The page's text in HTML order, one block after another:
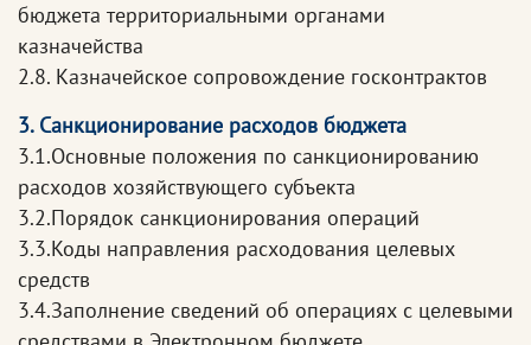
бюджета территориальными органами
казначейства
2.8. Казначейское сопровождение госконтрактов
3. Санкционирование расходов бюджета
3.1.Основные положения по санкционированию
расходов хозяйствующего субъекта
3.2.Порядок санкционирования операций
3.3.Коды направления расходования целевых
средств
3.4.Заполнение сведений об операциях с целевыми